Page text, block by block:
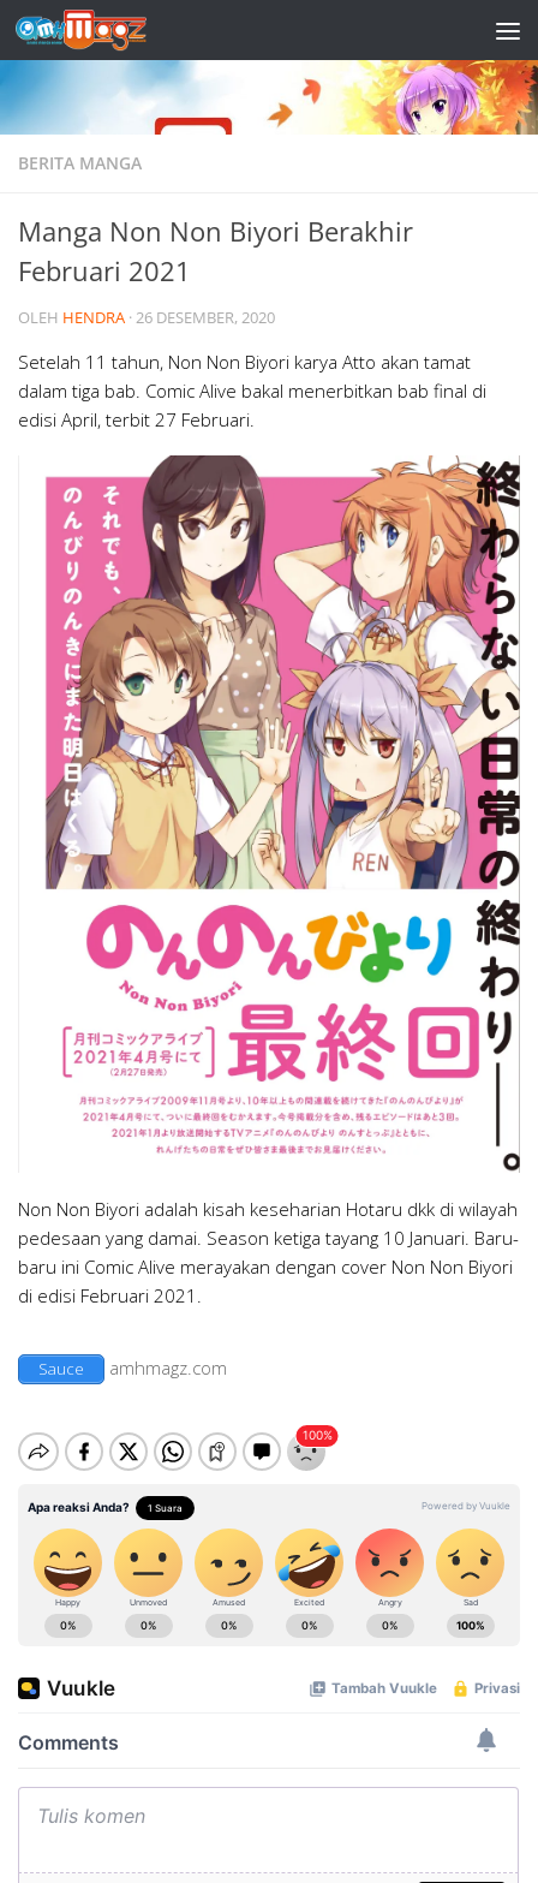
Skip to content
BERITA MANGA
Manga Non Non Biyori Berakhir
Februari 2021
OLEH HENDRA ·26 DESEMBER, 2020
Setelah 11 tahun, Non Non Biyori karya Atto akan tamat
dalam tiga bab. Comic Alive bakal menerbitkan bab final di
edisi April, terbit 27 Februari.
Non Non Biyori adalah kisah keseharian Hotaru dkk di wilayah
pedesaan yang damai. Season ketiga tayang 10 Januari. Baru-
baru ini Comic Alive merayakan dengan cover Non Non Biyori
di edisi Februari 2021.
Sauce amhmagz.com